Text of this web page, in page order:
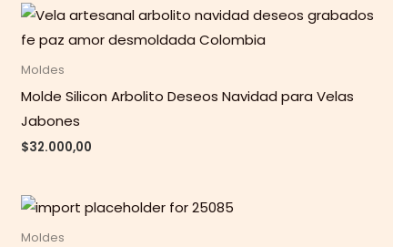
Moldes
Molde Silicon Arbolito Deseos Navidad para Velas
Jabones
$32.000,00
Moldes